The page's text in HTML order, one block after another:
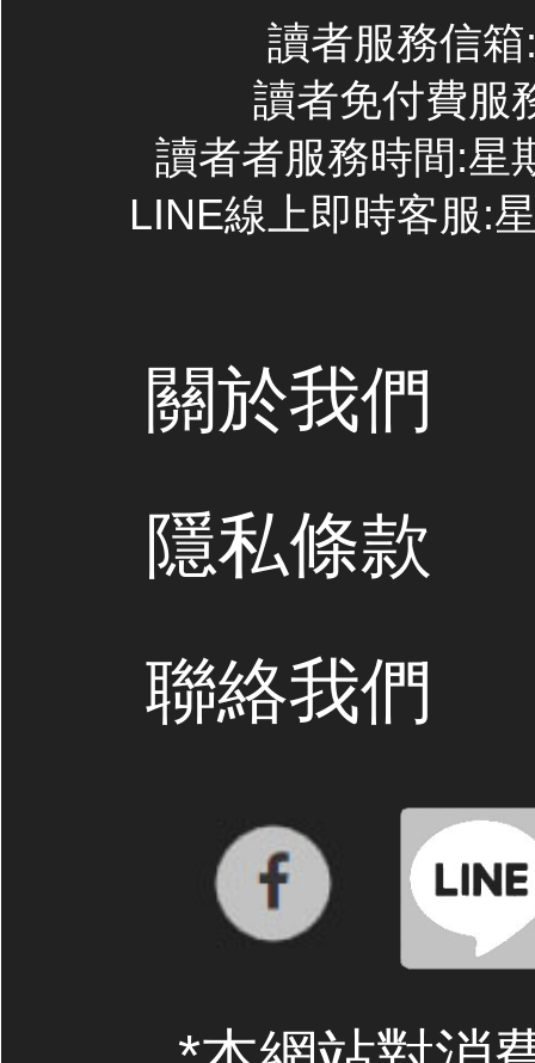
讀者服務信
讀者免付費服
讀者者服務時間:星
LINE線上即時客服:
關於我們
隱私條款
聯絡我們